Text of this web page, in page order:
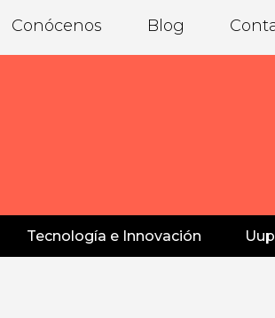
Conócenos Blog
Tecnología e Innovación